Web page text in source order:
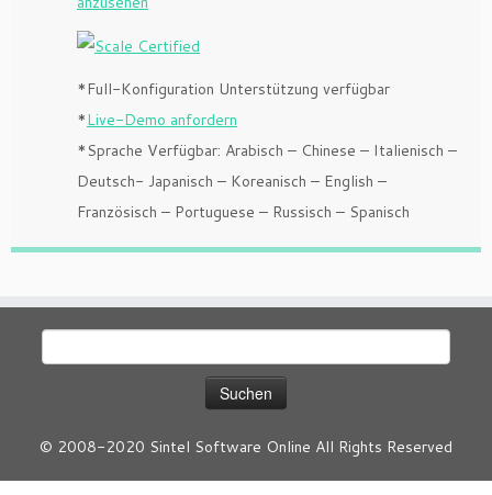
* Full-Konfiguration Unterstützung verfügbar
*Live-Demo anfordern
* Sprache Verfügbar: Arabisch – Chinese – Italienisch –
Deutsch- Japanisch – Koreanisch – English –
Französisch – Portuguese – Russisch – Spanisch
Suchen
© 2008-2020 Sintel Software Online All Rights Reserved